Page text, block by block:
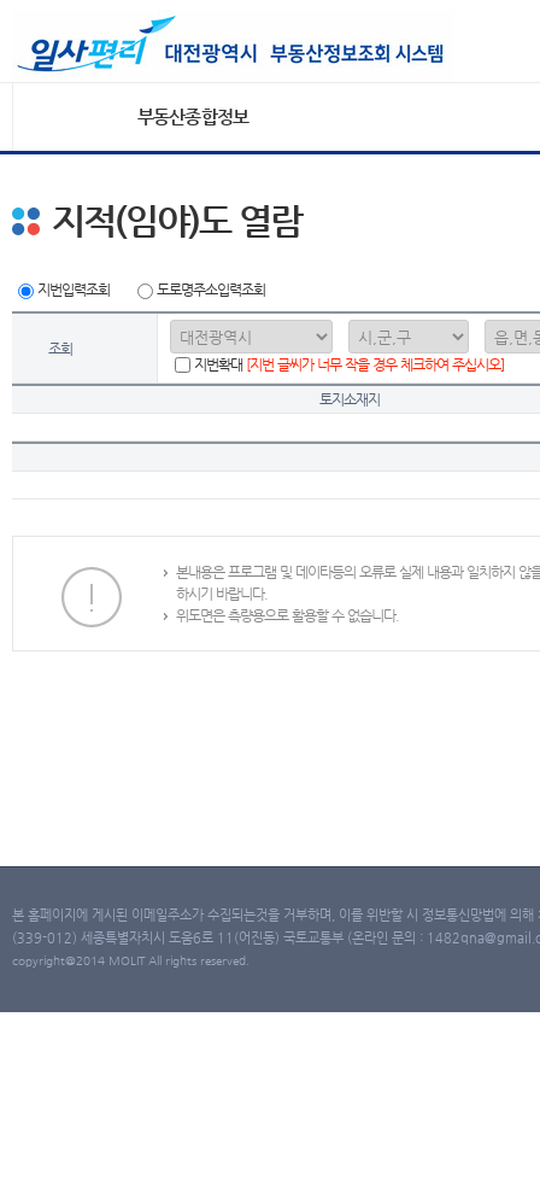
부동산종합정보
지적(임야)도 열람
지번입력조회 도로명주소입력조회
조회
지번확대 [지번 글씨가 너무 작을 경우 체크하여 주십시오]
토지소재지
본내용은 프로그램 및 데이타등의 오류로 실제 내용과 일치하지
하시기 바랍니다.
위도면은 측량용으로 활용할 수 없습니다.
본 홈페이지에 게시된 이메일주소가 수집되는것을 거부하며, 이를 위반할 시 정보통신망법에 의
(339-012) 세종특별자치시 도움6로 11(어진동) 국토교통부 (온라인 문의 :
copyright@2014 MOLIT All rights reserved.